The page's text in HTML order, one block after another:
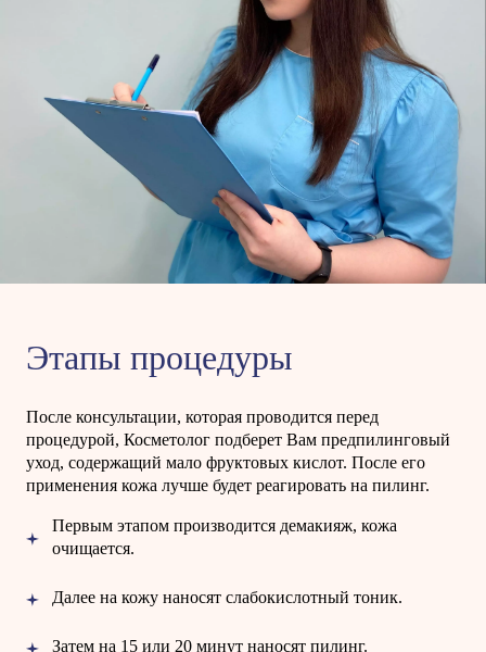
Этапы процедуры
После консультации, которая проводится перед
процедурой, Косметолог подберет Вам предпилинговый
уход, содержащий мало фруктовых кислот. После его
применения кожа лучше будет реагировать на пилинг.
Первым этапом производится демакияж, кожа
очищается.
Далее на кожу наносят слабокислотный тоник.
Затем на 15 или 20 минут наносят пилинг.